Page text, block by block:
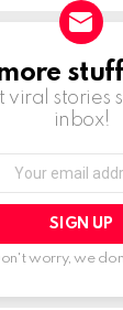
viral stories
inbox!
worry, we